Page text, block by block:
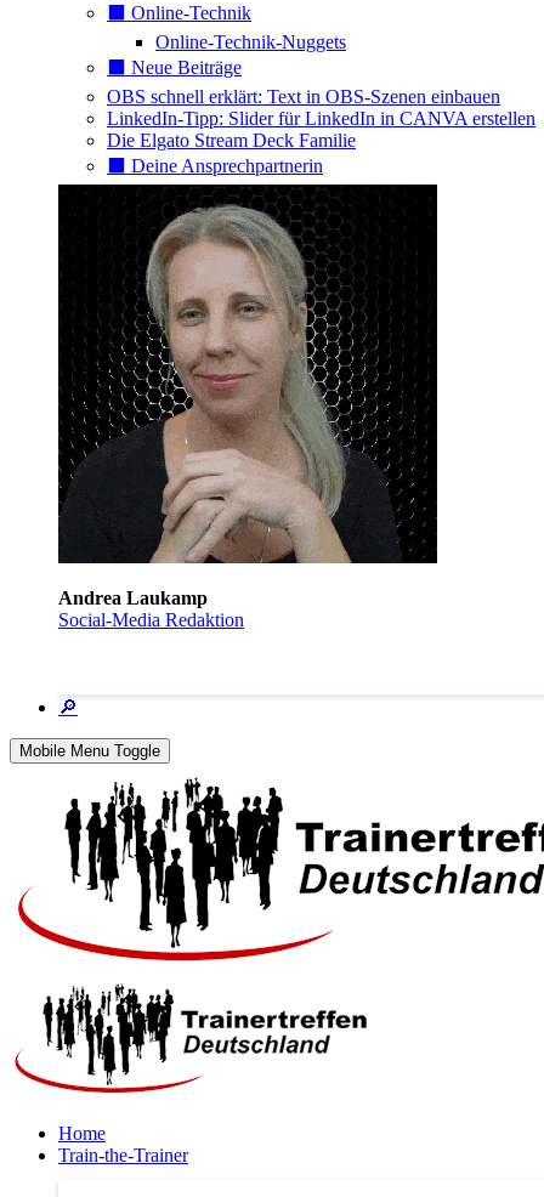
⬛️ Online-Technik
Online-Technik-Nuggets
⬛️ Neue Beiträge
OBS schnell erklärt: Text in OBS-Szenen einbauen
LinkedIn-Tipp: Slider für LinkedIn in CANVA erstellen
Die Elgato Stream Deck Familie
⬛️ Deine Ansprechpartnerin
Andrea Laukamp
Social-Media Redaktion
🔎
Mobile Menu Toggle
Home
Train-the-Trainer